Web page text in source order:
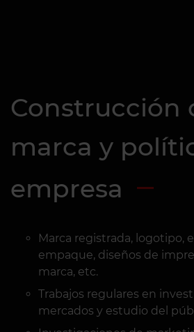
Construcción
marca y
empresa
Marca registrada, logotipo,
empaque, diseños de
marca, etc.
Trabajos regulares en
mercados y estudio del